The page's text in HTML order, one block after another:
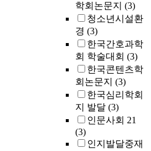
학회논문지 (3)
청소년시설환
경 (3)
한국간호과학
회 학술대회 (3)
한국콘텐츠학
회논문지 (3)
한국심리학회
지 발달 (3)
인문사회 21
(3)
인지발달중재